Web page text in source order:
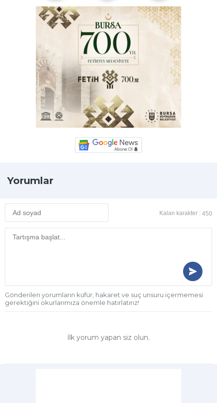
Yorumlar
Kalan karakter : 450
Gönderilen yorumların küfür, hakaret ve suç unsuru içermemesi
gerektiğini okurlarımıza önemle hatırlatırız!
İlk yorum yapan siz olun.